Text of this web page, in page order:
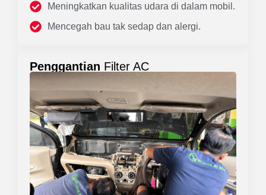
Meningkatkan kualitas udara di dalam mobil.
Mencegah bau tak sedap dan alergi.
Penggantian Filter AC